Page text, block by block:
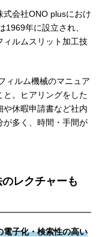
式会社ONO plusにおけ
年に設立され、
ィルムスリット加工技
ィルム機械のマニュア
と。ヒアリングをした
や休暇申請書など社内
が多く、時間・手間が
レクチャーも
電子化・検索性の高い